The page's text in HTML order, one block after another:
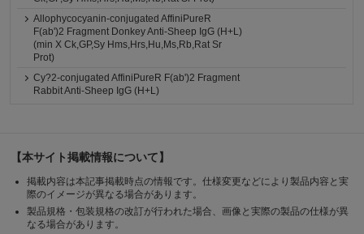
Allophycocyanin-conjugated AffiniPureR
F(ab')2 Fragment Donkey Anti-Sheep IgG (H+L)
(min X Ck,GP,Sy Hms,Hrs,Hu,Ms,Rb,Rat Sr
Prot)
Cy?2-conjugated AffiniPureR F(ab')2 Fragment
Rabbit Anti-Sheep IgG (H+L)
【本サイト掲載情報について】
掲載内容は本記事掲載時点の情報です。仕様変更などにより製品内容と実
際のイメージが異なる場合があります。
製品規格・包装規格の改訂が行われた場合、画像と実際の製品の仕様が異
なる場合があります。